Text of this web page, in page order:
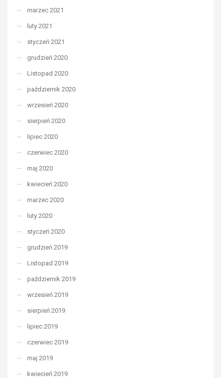
marzec 2021
luty 2021
styczeń 2021
grudzień 2020
Listopad 2020
październik 2020
wrzesień 2020
sierpień 2020
lipiec 2020
czerwiec 2020
maj 2020
kwiecień 2020
marzec 2020
luty 2020
styczeń 2020
grudzień 2019
Listopad 2019
październik 2019
wrzesień 2019
sierpień 2019
lipiec 2019
czerwiec 2019
maj 2019
kwiecień 2019